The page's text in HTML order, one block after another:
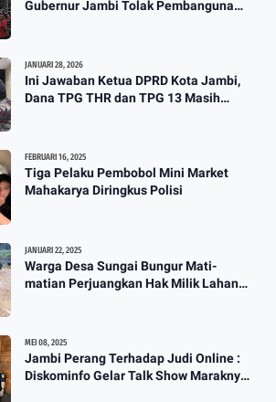
Gubernur Jambi Tolak Pembangunan
JANUARI 28, 2026
Ini Jawaban Ketua DPRD Kota Jambi,
Dana TPG THR dan TPG 13 Masih
FEBRUARI 16, 2025
Tiga Pelaku Pembobol Mini Market
Mahakarya Diringkus Polisi
JANUARI 22, 2025
Warga Desa Sungai Bungur Mati-
matian Perjuangkan Hak Milik Lahan
MEI 08, 2025
Jambi Perang Terhadap Judi Online :
Diskominfo Gelar Talk Show Maraknya